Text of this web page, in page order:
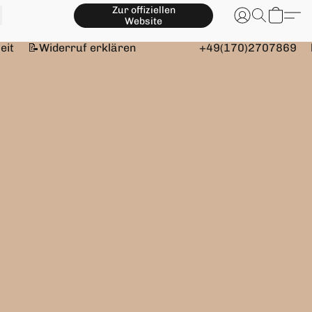
Zur offiziellen
Website
📝Widerruf erklären +49(170)2707869